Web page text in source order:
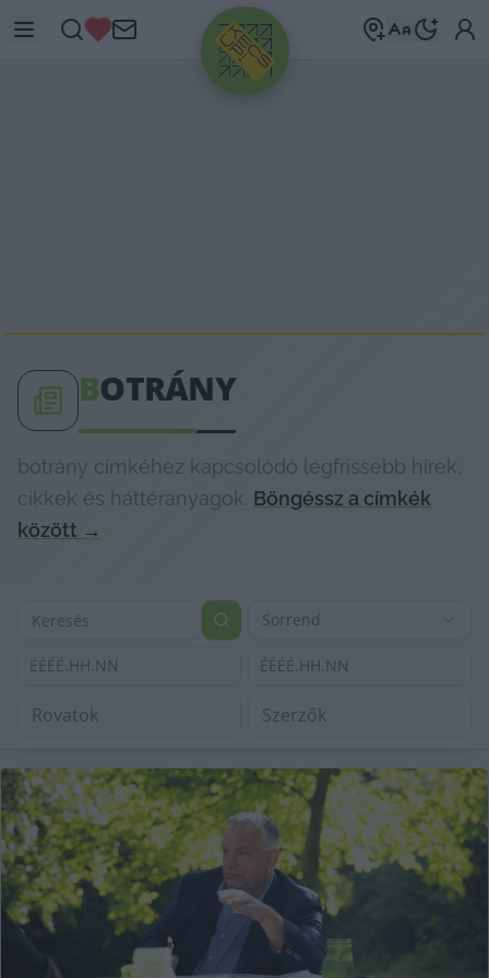
HIRDETÉS
BOTRÁNY
botrány címkéhez kapcsolódó legfrissebb hírek,
cikkek és háttéranyagok. Böngéssz a címkék
között →
Sorrend
ÉÉÉÉ.HH.NN ÉÉÉÉ.HH.NN